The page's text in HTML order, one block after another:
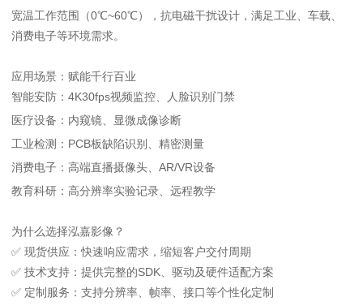
宽温工作范围（0℃~60℃），抗电磁干扰设计，满足工业、车载、
消费电子等环境需求。
应用场景：赋能千行百业
智能安防 ：4K30fps视频监控、人脸识别门禁
医疗设备 ：内窥镜、显微成像诊断
工业检测 ：PCB板缺陷识别、精密测量
消费电子 ：高端直播摄像头、AR/VR设备
教育科研 ：高分辨率实验记录、远程教学
为什么选择泓嘉影像？
✅ 现货供应 ：快速响应需求，缩短客户交付周期
✅ 技术支持 ：提供完整的SDK、驱动及硬件适配方案
✅ 定制服务 ：支持分辨率、帧率、接口等个性化定制